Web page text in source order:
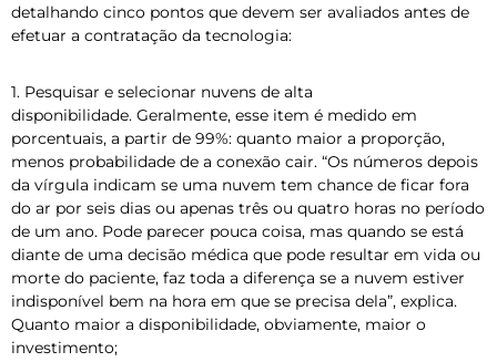
detalhando cinco pontos que devem ser avaliados antes de
efetuar a contratação da tecnologia:
1. Pesquisar e selecionar nuvens de alta
disponibilidade. Geralmente, esse item é medido em
porcentuais, a partir de 99%: quanto maior a proporção,
menos probabilidade de a conexão cair. “Os números depois
da vírgula indicam se uma nuvem tem chance de ficar fora
do ar por seis dias ou apenas três ou quatro horas no período
de um ano. Pode parecer pouca coisa, mas quando se está
diante de uma decisão médica que pode resultar em vida ou
morte do paciente, faz toda a diferença se a nuvem estiver
indisponível bem na hora em que se precisa dela”, explica.
Quanto maior a disponibilidade, obviamente, maior o
investimento;